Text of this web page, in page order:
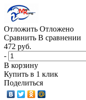
Отложить Отложено
Сравнить В сравнении
472 руб.
-
В корзину
Купить в 1 клик
Поделиться